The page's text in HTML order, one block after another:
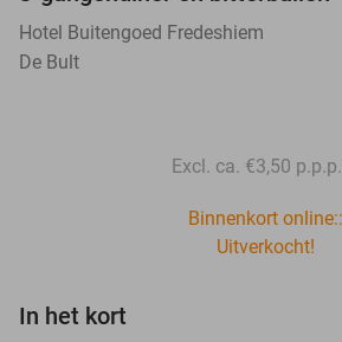
Hotel Buitengoed Fredeshiem
De Bult
Excl. ca. €3,50
Binnenkort online::
Uitverkocht!
In het kort